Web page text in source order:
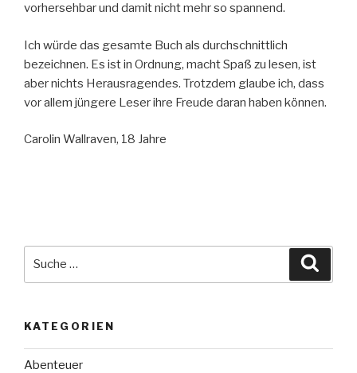
vorhersehbar und damit nicht mehr so spannend.
Ich würde das gesamte Buch als durchschnittlich
bezeichnen. Es ist in Ordnung, macht Spaß zu lesen, ist
aber nichts Herausragendes. Trotzdem glaube ich, dass
vor allem jüngere Leser ihre Freude daran haben können.
Carolin Wallraven, 18 Jahre
KATEGORIEN
Abenteuer